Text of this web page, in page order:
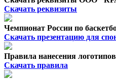
Скачать реквизиты
Чемпионат России по
Скачать презентацию для
Правила нанесения логотипов
Скачать правила